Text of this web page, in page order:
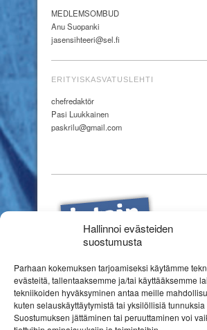
Hallinnoi evästeiden
suostumusta
Parhaan kokemuksen tarjoamiseksi käytämme
evästeitä, tallentaaksemme ja/tai käyttääksemme
tekniikoiden hyväksyminen antaa meille
kuten selauskäyttäytymistä tai yksilöllisiä
Suostumuksen jättäminen tai peruuttaminen voi
MEDLEMSOMBUD
Anu Suopanki
jasensihteeri@sel.fi
ERITYISKASVATUSLEHTI
chefredaktör
Pasi Luukkainen
paskrilu@gmail.com